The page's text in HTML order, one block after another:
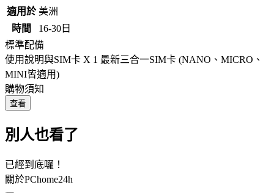
適用於 美洲
時間
16-30日
標準配備
使用說明與SIM卡 X 1 最新三合一SIM卡 (NANO、MICRO、
MINI皆適用)
購物須知
查看
別人也看了
已經到底囉！
關於PChome24h